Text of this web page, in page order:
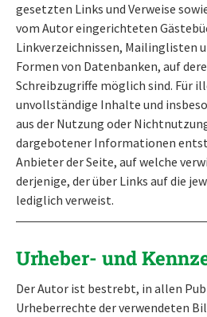
gesetzten Links und Verweise
vom Autor eingerichteten
Linkverzeichnissen, Mailinglisten
Formen von Datenbanken, auf
Schreibzugriffe möglich sind. Für
unvollständige Inhalte und
aus der Nutzung oder
dargebotener Informationen
Anbieter der Seite, auf welche
derjenige, der über Links auf die
lediglich verweist.
Urheber- und
Der Autor ist bestrebt, in allen
Urheberrechte der verwendeten